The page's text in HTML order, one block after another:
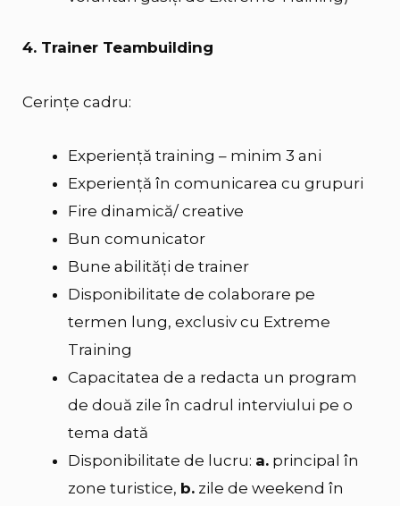
4. Trainer Teambuilding
Cerințe cadru:
Experienţă training – minim 3 ani
Experienţă în comunicarea cu grupuri
Fire dinamică/ creative
Bun comunicator
Bune abilităţi de trainer
Disponibilitate de colaborare pe
termen lung, exclusiv cu Extreme
Training
Capacitatea de a redacta un program
de două zile în cadrul interviului pe o
tema dată
Disponibilitate de lucru: a. principal în
zone turistice, b. zile de weekend în